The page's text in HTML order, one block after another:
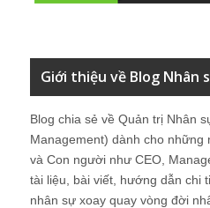
Giới thiệu về Blog Nhân
Blog chia sẻ về Quản trị Nhân
Management) dành cho
và Con người như CEO,
tài liệu, bài viết, hướng dẫn chi
nhân sự xoay quay vòng đời